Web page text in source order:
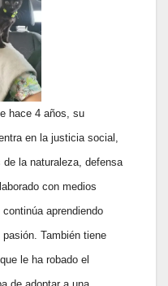
hace 4 años, su
en la justicia social,
la naturaleza, defensa
con medios
aprendiendo
También tiene
le ha robado el